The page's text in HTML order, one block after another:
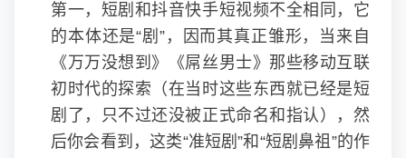
第一，短剧和抖音快手短视频不全相同，它
的本体还是“剧”，因而其真正雏形，当来自
《万万没想到》《屌丝男士》那些移动互联
初时代的探索（在当时这些东西就已经是短
剧了，只不过还没被正式命名和指认），然
后你会看到，这类“准短剧”和“短剧鼻祖”的作